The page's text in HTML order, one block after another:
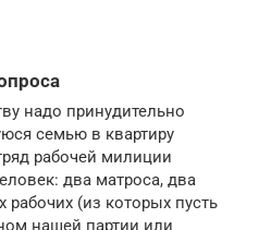
надо принудительно
семью в квартиру
рабочей милиции
два матроса, два
рабочих (из которых пусть
нашей партии или